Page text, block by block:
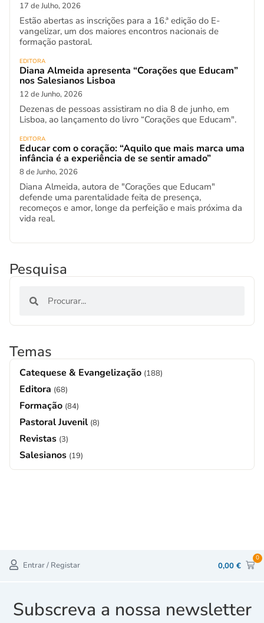
17 de Julho, 2026
Estão abertas as inscrições para a 16.ª edição do E-
vangelizar, um dos maiores encontros nacionais de
formação pastoral.
EDITORA
Diana Almeida apresenta “Corações que Educam”
nos Salesianos Lisboa
12 de Junho, 2026
Dezenas de pessoas assistiram no dia 8 de junho, em
Lisboa, ao lançamento do livro “Corações que Educam".
EDITORA
Educar com o coração: “Aquilo que mais marca uma
infância é a experiência de se sentir amado”
8 de Junho, 2026
Diana Almeida, autora de "Corações que Educam"
defende uma parentalidade feita de presença,
recomeços e amor, longe da perfeição e mais próxima da
vida real.
Pesquisa
Temas
Catequese & Evangelização (188)
Editora (68)
Formação (84)
Pastoral Juvenil (8)
Revistas (3)
Salesianos (19)
Entrar / Registar 0,00 €
0
Subscreva a nossa newsletter